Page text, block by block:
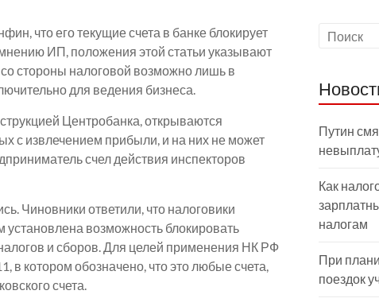
что его текущие счета в банке блокирует
ИП, положения этой статьи указывают
стороны налоговой возможно лишь в
для ведения бизнеса.
Центробанка, открываются
с извлечением прибыли, и на них не может
счел действия инспекторов
Чиновники ответили, что налоговики
установлена возможность блокировать
и сборов. Для целей применения НК РФ
в котором обозначено, что это любые счета,
счета.
Путин
Как
налогам
При
поездок